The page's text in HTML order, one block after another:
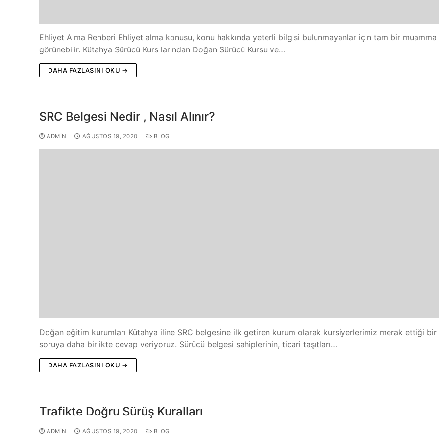
Ehliyet Alma Rehberi Ehliyet alma konusu, konu hakkında yeterli bilgisi bulunmayanlar için tam bir
görünebilir. Kütahya Sürücü Kurs larından Doğan Sürücü Kursu ve…
DAHA FAZLASINI OKU →
SRC Belgesi Nedir , Nasıl Alınır?
ADMIN AĞUSTOS 19, 2020 BLOG
Doğan eğitim kurumları Kütahya iline SRC belgesine ilk getiren kurum olarak kursiyerlerimiz merak ettiği bir
soruya daha birlikte cevap veriyoruz. Sürücü belgesi sahiplerinin, ticari taşıtları…
DAHA FAZLASINI OKU →
Trafikte Doğru Sürüş Kuralları
ADMIN AĞUSTOS 19, 2020 BLOG